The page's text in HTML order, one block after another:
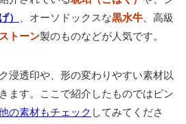
） 、オーソドックスな黒水牛、高級
トーン製のものなどが人気です。
浸透印や、形の変わりやすい素材以
ます。ここで紹介したものではピン
の素材もチェック してみてくださ